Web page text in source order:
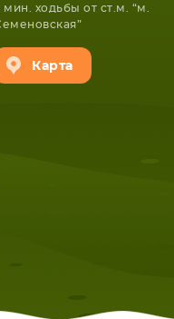
мин. ходьбы от ст.м. “м.
Карта